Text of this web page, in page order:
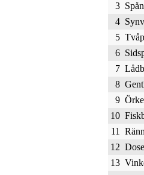
3
4
5
6
7
8
9
10
11
12
13